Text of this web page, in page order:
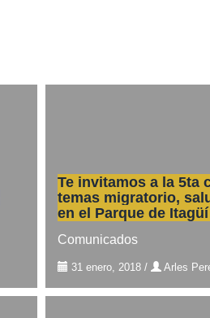
Te invitamos a la 5ta
temas migratorio,
en el Parque de
Comunicados
31 enero, 2018/ Arles